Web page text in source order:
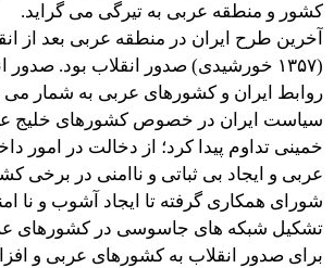
کشور و منطقه عربی به تیرگی می گراید.
(۱۳۵۷ خورشیدی) صدور انقلاب بود. صدور
روابط ایران و کشورهای عربی به شمار می
سیاست ایران در خصوص کشورهای خلیج
خمینی تداوم پیدا کرد؛ از دخالت در امور
عربی و ایجاد بی ثباتی و ناامنی در برخی
شورای همکاری گرفته تا ایجاد آشوب و نا
تشکیل شبکه های جاسوسی در کشورهای
برای صدور انقلاب به کشورهای عربی و